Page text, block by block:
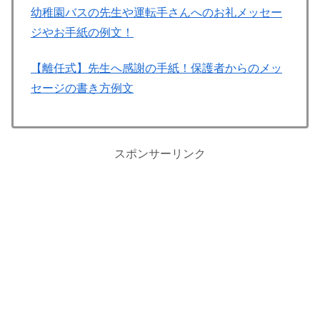
幼稚園バスの先生や運転手さんへのお礼メッセー
ジやお手紙の例文！
【離任式】先生へ感謝の手紙！保護者からのメッ
セージの書き方例文
スポンサーリンク